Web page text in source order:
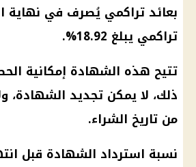
بعائد تراكمي يُصرف في نهاية المدة
تراكمي يبلغ 18.92%.
تتيح هذه الشهادة إمكانية
ذلك، لا يمكن تجديد الشهادة
من تاريخ الشراء.
نسبة استرداد الشهادة قبل